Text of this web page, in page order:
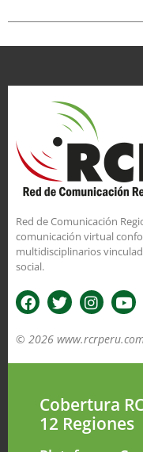
Red de Comunicación
comunicación virtual
multidisciplinarios
social.
© 2026
Cobertura
12 Regiones